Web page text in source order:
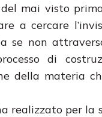
mai visto
a cercare
se non
di
della materia
realizzato per la